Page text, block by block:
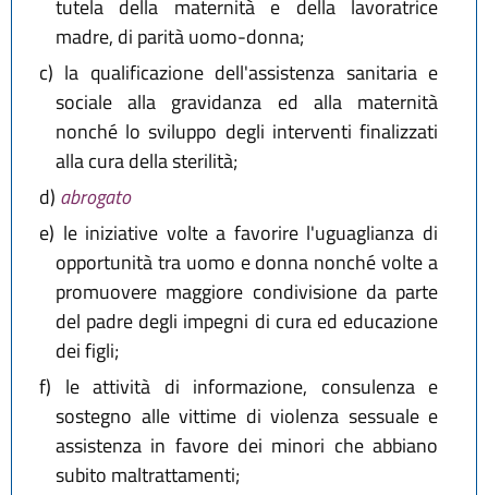
tutela della maternità e della lavoratrice
madre, di parità uomo-donna;
c) la qualificazione dell'assistenza sanitaria e
sociale alla gravidanza ed alla maternità
nonché lo sviluppo degli interventi finalizzati
alla cura della sterilità;
d) abrogato
e) le iniziative volte a favorire l'uguaglianza di
opportunità tra uomo e donna nonché volte a
promuovere maggiore condivisione da parte
del padre degli impegni di cura ed educazione
dei figli;
f) le attività di informazione, consulenza e
sostegno alle vittime di violenza sessuale e
assistenza in favore dei minori che abbiano
subito maltrattamenti;